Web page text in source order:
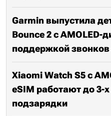
Garmin выпустила
Bounce 2 с AMOLED-
поддержкой звонков
Xiaomi Watch S5 с
eSIM работают до 3-
подзарядки